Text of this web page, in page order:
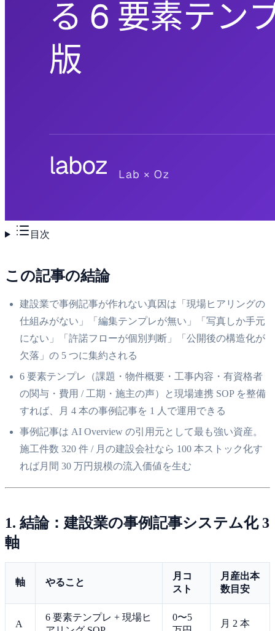
目次
この記事の結論
建設業で事例記事が作れない真因は「現場ヒアリングの
仕組みがない」「編集テンプレが無い」「写真しか手元
にない」「許諾フローが個別判断」「公開後の構造化が
欠落」の 5 つに集約される
6 要素テンプレ（課題・物件概要・工事内容・有資格者
の関与・費用 / 工期・施主の声）と現場連携 SOP を整備
すれば、月 4 本の事例記事を 1 人で運用できる
事例記事は AI Overview の引用元として最も強い資産。
施工件数 320 件 / 月の建設会社なら 100 本ストック化す
れば月間 30 万円規模の流入価値を生む
1. 結論：建設業の事例記事システム化 3
軸
軸 やること
月コ
スト
月産出本
数目安
A
6 要素テンプレ + 現場ヒ
0〜5
月 2 本